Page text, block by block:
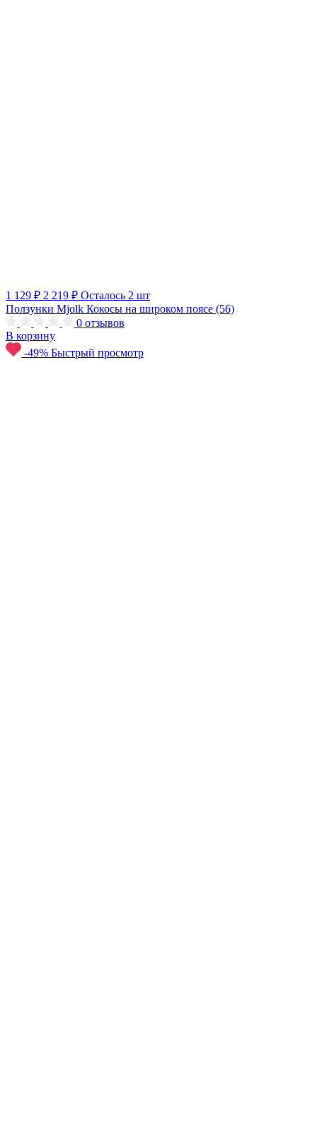
1 129 ₽ 2 219 ₽ Осталось 2 шт
Ползунки Mjolk Кокосы на широком поясе (56)
0 отзывов
В корзину
-49% Быстрый просмотр